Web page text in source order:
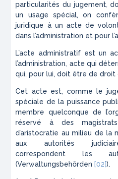
particularités du juge­ment,
un usage spécial, on
juridique à un acte de
dans l’administration et pour
L’acte administratif est un
l’administration, acte qui
qui,pour lui,doit être de droit
Cet acte est, comme le
spéciale de la puissance
membre quelconque de
réservé à des
d’aristocra­tie au milieu de la
auxauto­rités
correspondent les
(Verwaltungsbehörden [02]).